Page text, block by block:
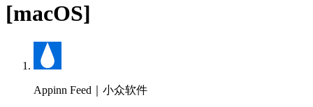
[macOS]
Appinn Feed｜小众软件